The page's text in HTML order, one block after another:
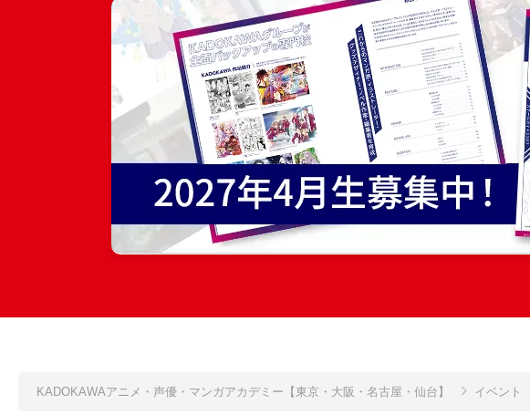
KADOKAWAアニメ・声優・マンガアカデミー【東京・大阪・名古屋・仙台】 イベント